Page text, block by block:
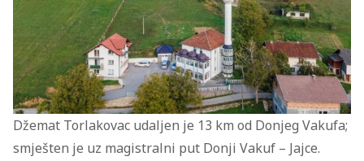
Džemat Torlakovac udaljen je 13 km od Donjeg Vakufa;
smješten je uz magistralni put Donji Vakuf – Jajce.